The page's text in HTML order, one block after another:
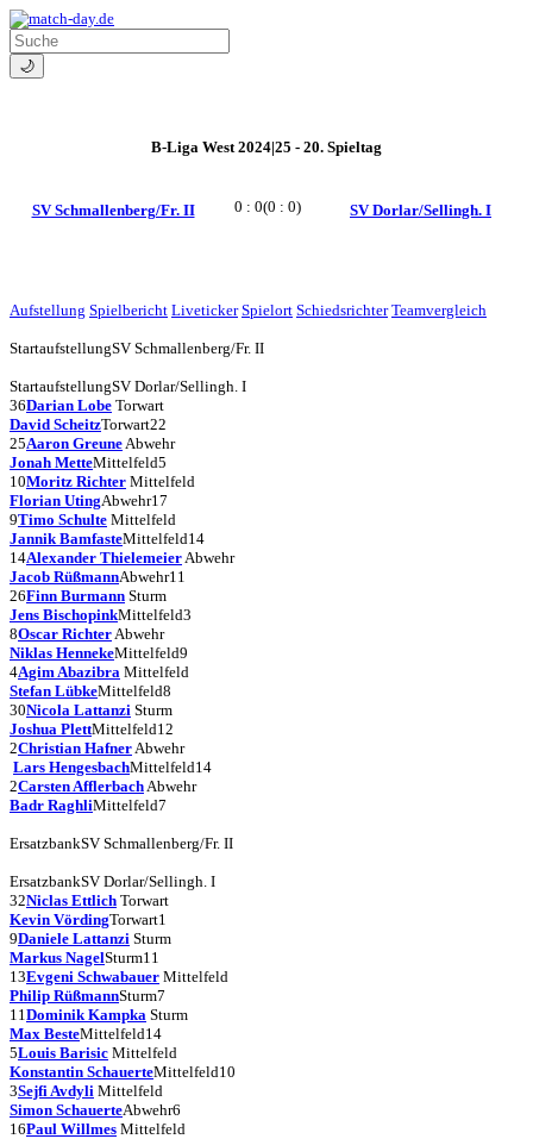
🌙
B-Liga West 2024|25 - 20. Spieltag
SV Schmallenberg/Fr. II 0 : 0(0 : 0) SV Dorlar/Sellingh. I
Aufstellung Spielbericht Liveticker Spielort Schiedsrichter Teamvergleich
StartaufstellungSV Schmallenberg/Fr. II
StartaufstellungSV Dorlar/Sellingh. I
36Darian Lobe Torwart
David ScheitzTorwart22
25Aaron GreuneAbwehr
Jonah MetteMittelfeld5
10Moritz Richter Mittelfeld
Florian UtingAbwehr17
9Timo Schulte Mittelfeld
Jannik BamfasteMittelfeld14
14Alexander ThielemeierAbwehr
Jacob RüßmannAbwehr11
26Finn Burmann Sturm
Jens BischopinkMittelfeld3
8Oscar RichterAbwehr
Niklas HennekeMittelfeld9
4Agim Abazibra Mittelfeld
Stefan LübkeMittelfeld8
30Nicola Lattanzi Sturm
Joshua PlettMittelfeld12
2Christian HafnerAbwehr
Lars HengesbachMittelfeld14
2Carsten AfflerbachAbwehr
Badr RaghliMittelfeld7
ErsatzbankSV Schmallenberg/Fr. II
ErsatzbankSV Dorlar/Sellingh. I
32Niclas Ettlich Torwart
Kevin VördingTorwart1
9Daniele Lattanzi Sturm
Markus NagelSturm11
13Evgeni Schwabauer Mittelfeld
Philip RüßmannSturm7
11Dominik Kampka Sturm
Max BesteMittelfeld14
5Louis Barisic Mittelfeld
Konstantin SchauerteMittelfeld10
3Sejfi Avdyli Mittelfeld
Simon SchauerteAbwehr6
16Paul Willmes Mittelfeld